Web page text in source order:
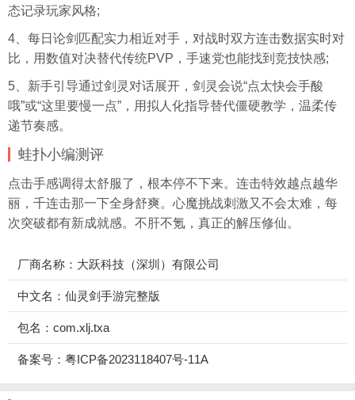
态记录玩家风格;
4、每日论剑匹配实力相近对手，对战时双方连击数据实时对
比，用数值对决替代传统PVP，手速党也能找到竞技快感;
5、新手引导通过剑灵对话展开，剑灵会说“点太快会手酸
哦”或“这里要慢一点”，用拟人化指导替代僵硬教学，温柔传
递节奏感。
蛙扑小编测评
点击手感调得太舒服了，根本停不下来。连击特效越点越华
丽，千连击那一下全身舒爽。心魔挑战刺激又不会太难，每
次突破都有新成就感。不肝不氪，真正的解压修仙。
厂商名称：大跃科技（深圳）有限公司
中文名：仙灵剑手游完整版
包名：com.xlj.txa
备案号：粤ICP备2023118407号-11A